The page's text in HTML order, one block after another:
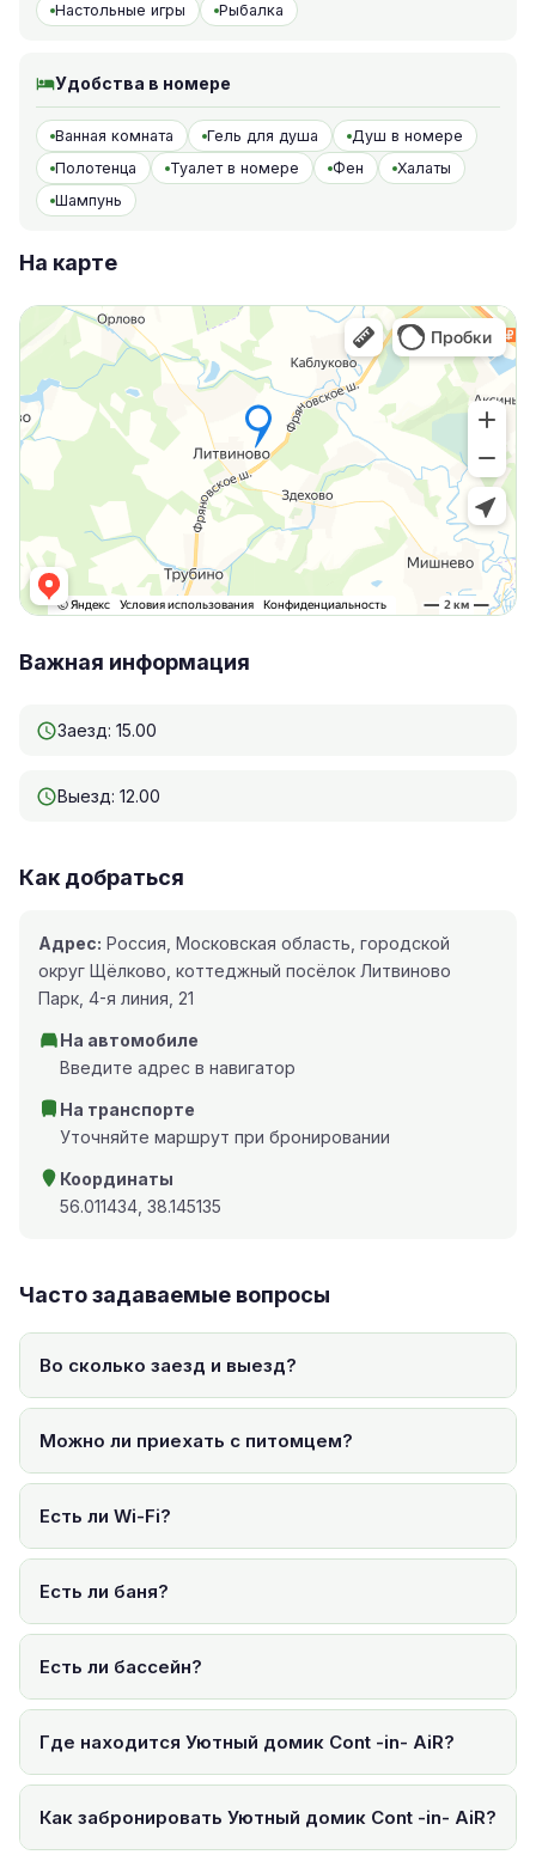
Настольные игры
Рыбалка
Удобства в номере
Ванная комната Гель для душа
Душ в номере
Полотенца
Туалет в номере Фен
Халаты
Шампунь
На карте
Важная информация
Заезд: 15.00
Выезд: 12.00
Как добраться
Адрес: Россия, Московская область, городской
округ Щёлково, коттеджный посёлок Литвиново
Парк, 4-я линия, 21
На автомобиле
Введите адрес в навигатор
На транспорте
Уточняйте маршрут при бронировании
Координаты
56.011434, 38.145135
Часто задаваемые вопросы
Во сколько заезд и выезд?
Можно ли приехать с питомцем?
Есть ли Wi-Fi?
Есть ли баня?
Есть ли бассейн?
Где находится Уютный домик Cont -in- AiR?
Как забронировать Уютный домик Cont -in- AiR?